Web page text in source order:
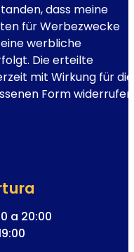
dass meine
für Werbezwecke
werbliche
Die erteilte
mit Wirkung für die
Form
a 20:00